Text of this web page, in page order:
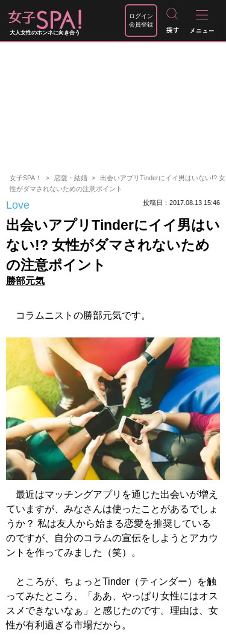
大人女性のホンネに向き合う
ログイン
会員登録
女子SPA！ 恋愛・結婚
出会いアプリTinderにイイ男はいない!? 女
性がダマされないための注意ポイント
Love 投稿日：2017.08.13 15:46
出会いアプリTinderにイイ男はい
ない!? 女性がダマされないため
の注意ポイント
勝部元気
コラムニストの勝部元気です。
最近はマッチングアプリを通じた出会いが増え
ていますが、みなさんは使ったことがあるでしょ
うか？ 私は友人から始まる恋愛を推奨している
のですが、自分のコラムの宣伝をしようとアカウ
ントを作ってみました（笑）。
ところが、ちょっとTinder（ティンダー）を触
ってみたところ、「ああ、やっぱり女性にはオス
スメできないなぁ」と感じたのです。理由は、女
性が有利過ぎる市場だから。